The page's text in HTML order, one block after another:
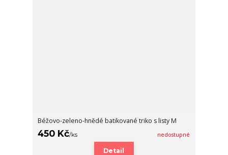
Béžovo-zeleno-hnědé batikované triko s listy M
450 Kč/ks nedostupné
Detail